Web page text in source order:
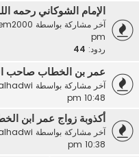
الإمام الشوكاني رحمه
آخر مشاركة بواسطة
pm
ردود: 44
عمر بن الخطاب صاحب
آخر مشاركة بواسطة
10:48 pm
أكذوبة زواج عمر ابن
آخر مشاركة بواسطة
10:38 pm